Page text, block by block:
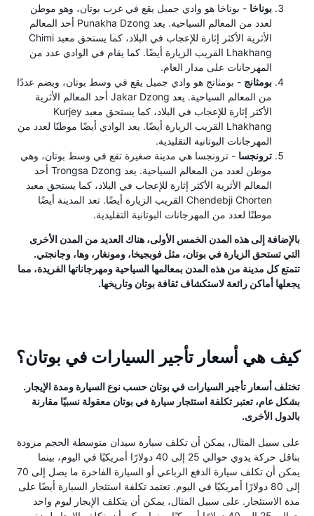
بوناخا - بوناخا هو وادي جميل يقع في غرب بوتان، وهو موطن
لعدد من المعالم السياحية. يعد Punakha Dzong أحد المعالم
الأثرية الأكثر إثارة للإعجاب في البلاد، كما يستحق معبد Chimi
Lhakhang القريب الزيارة أيضًا. كما يقام في الوادي عدد من
المهرجانات على مدار العام.
بومثانج - بومثانج هو وادي جميل يقع في وسط بوتان، ويضم عددًا
من المعالم السياحية. يعد Jakar Dzong أحد المعالم الأثرية
الأكثر إثارة للإعجاب في البلاد، كما يستحق معبد Kurjey
Lhakhang القريب الزيارة أيضًا. يعد الوادي أيضًا موطنًا لعدد من
المهرجانات البوتانية التقليدية.
ترونجسا - ترونجسا هي مدينة صغيرة تقع في وسط بوتان، وهي
موطن لعدد من المعالم السياحية. يعد Trongsa Dzong أحد
المعالم الأثرية الأكثر إثارة للإعجاب في البلاد، كما يستحق معبد
Chendebji Chorten القريب الزيارة أيضًا. تعد المدينة أيضًا
موطنًا لعدد من المهرجانات البوتانية التقليدية.
بالإضافة إلى هذه المدن الخمس الأولى، هناك العديد من المدن الأخرى
التي تستحق الزيارة في بوتان، مثل فوبجيخا، ومونغار، وها، وجانجتي.
تتمتع كل مدينة من هذه المدن بمعالمها السياحية ومهرجاناتها الفريدة، مما
يجعلها أماكن رائعة لاستكشاف ثقافة بوتان وتاريخها.
كيف هي أسعار تأجير السيارات في بوتان؟
تختلف أسعار تأجير السيارات في بوتان حسب نوع السيارة ومدة الإيجار.
بشكل عام، تعتبر تكلفة استئجار سيارة في بوتان معقولة نسبيًا مقارنة
بالدول الأخرى.
على سبيل المثال، يمكن أن تكلف سيارة سيدان متوسطة الحجم مزودة
بناقل حركة يدوي حوالي 25 إلى 40 دولارًا أمريكيًا في اليوم، بينما
يمكن أن تكلف سيارة الدفع الرباعي أو السيارة الفاخرة ما يصل إلى 70
إلى 80 دولارًا أمريكيًا في اليوم. تعتمد تكلفة استئجار السيارة أيضًا على
مدة الاستئجار. على سبيل المثال، يمكن أن يتكلف الإيجار ليوم واحد